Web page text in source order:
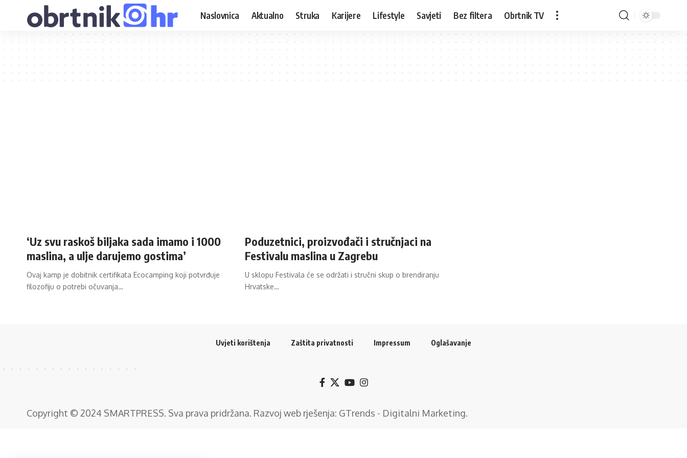
Naslovnica Aktualno Struka Karijere Lifestyle Savjeti Bez filtera Obrtnik TV
‘Uz svu raskoš biljaka sada imamo i 1000
maslina, a ulje darujemo gostima’
Ovaj kamp je dobitnik certifikata Ecocamping koji potvrđuje
filozofiju o potrebi očuvanja…
Poduzetnici, proizvođači i stručnjaci na
Festivalu maslina u Zagrebu
U sklopu Festivala će se održati i stručni skup o brendiranju
Hrvatske…
Uvjeti korištenja Zaštita privatnosti Impressum Oglašavanje
Copyright © 2024 SMARTPRESS. Sva prava pridržana. Razvoj web rješenja: GTrends - Digitalni Marketing.